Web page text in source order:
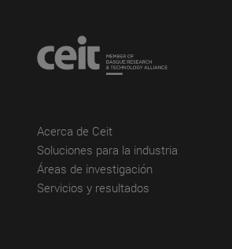
Acerca de Ceit(abre en nueva ventana)
Soluciones para la industria
Áreas de investigación
Servicios y resultados